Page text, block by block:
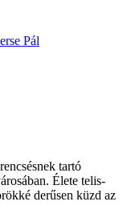
Pál
tartó
Élete telis-
derűsen küzd az